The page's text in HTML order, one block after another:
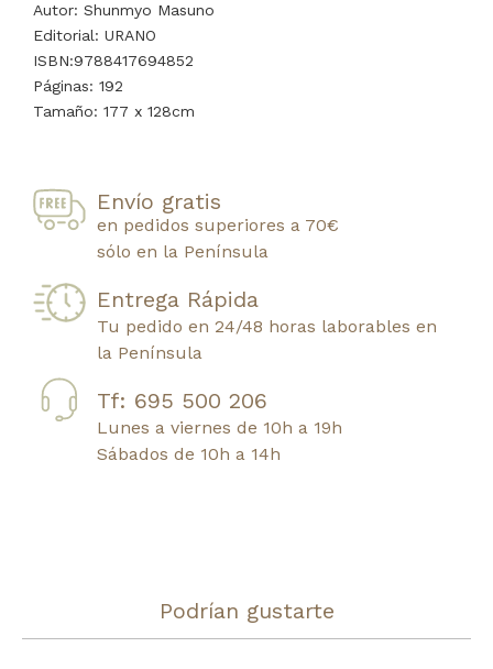
Autor: Shunmyo Masuno
Editorial: URANO
ISBN:9788417694852
Páginas: 192
Tamaño: 177 x 128cm
Envío gratis
en pedidos superiores a 70€
sólo en la Península
Entrega Rápida
Tu pedido en 24/48 horas laborables en
la Península
Tf: 695 500 206
Lunes a viernes de 10h a 19h
Sábados de 10h a 14h
Podrían gustarte